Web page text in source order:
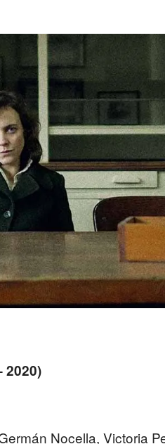
2020)
Nocella, Victoria